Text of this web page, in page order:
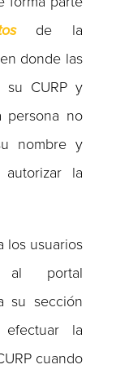
de la
donde las
su CURP y
persona no
nombre y
la
los usuarios
al portal
su sección
la
cuando